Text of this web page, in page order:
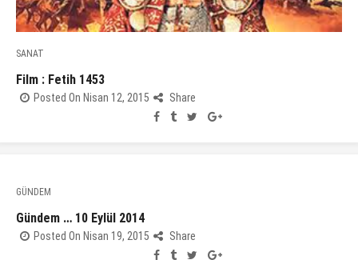
SANAT
Film : Fetih 1453
Posted On Nisan 12, 2015 Share
GÜNDEM
Gündem … 10 Eylül 2014
Posted On Nisan 19, 2015 Share